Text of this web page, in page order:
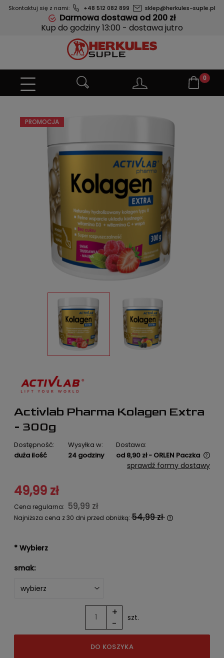
Skontaktuj się z nami: +48 512 082 899 sklep@herkules-suple.pl
Darmowa dostawa od 200 zł
Kup do godziny 13:00 - dostawa jutro
PROMOCJA
Activlab Pharma Kolagen Extra
- 300g
Dostępność:
duża ilość
Wysyłka w:
24 godziny
Dostawa:
od 8,90 zł - ORLEN Paczka
Cena nie zawiera ewentualnych kosztów płatności
sprawdź formy dostawy
49,99 zł
Cena regularna: 59,99 zł
Najniższa cena z 30 dni przed obniżką: 54,99 zł
* Wybierz
smak:
-
+ szt.
DO KOSZYKA